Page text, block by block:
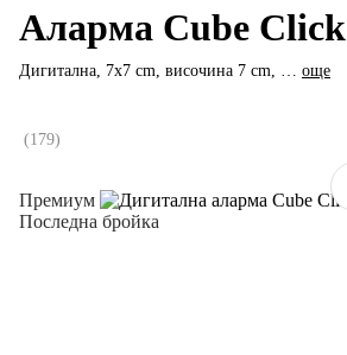
Премиум
Последна бройка
Аларма Cube Click
Дигитална, 7x7 cm, височина 7 cm, … още
(179)